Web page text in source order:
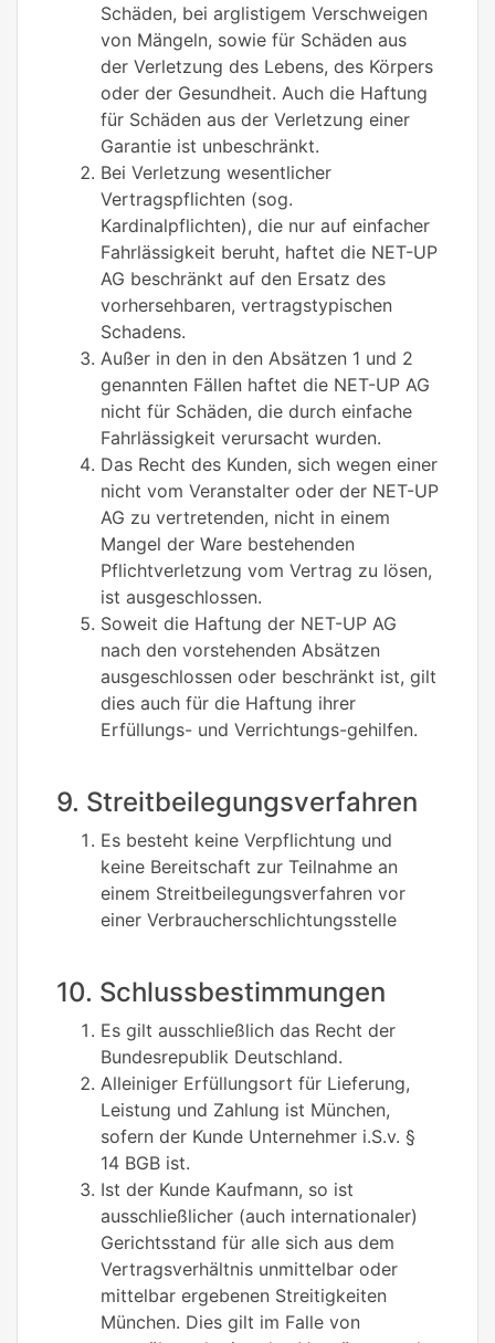
Schäden, bei arglistigem Verschweigen
von Mängeln, sowie für Schäden aus
der Verletzung des Lebens, des Körpers
oder der Gesundheit. Auch die Haftung
für Schäden aus der Verletzung einer
Garantie ist unbeschränkt.
Bei Verletzung wesentlicher
Vertragspflichten (sog.
Kardinalpflichten), die nur auf einfacher
Fahrlässigkeit beruht, haftet die NET-UP
AG beschränkt auf den Ersatz des
vorhersehbaren, vertragstypischen
Schadens.
Außer in den in den Absätzen 1 und 2
genannten Fällen haftet die NET-UP AG
nicht für Schäden, die durch einfache
Fahrlässigkeit verursacht wurden.
Das Recht des Kunden, sich wegen einer
nicht vom Veranstalter oder der NET-UP
AG zu vertretenden, nicht in einem
Mangel der Ware bestehenden
Pflichtverletzung vom Vertrag zu lösen,
ist ausgeschlossen.
Soweit die Haftung der NET-UP AG
nach den vorstehenden Absätzen
ausgeschlossen oder beschränkt ist, gilt
dies auch für die Haftung ihrer
Erfüllungs- und Verrichtungs-gehilfen.
9. Streitbeilegungsverfahren
Es besteht keine Verpflichtung und
keine Bereitschaft zur Teilnahme an
einem Streitbeilegungsverfahren vor
einer Verbraucherschlichtungsstelle
10. Schlussbestimmungen
Es gilt ausschließlich das Recht der
Bundesrepublik Deutschland.
Alleiniger Erfüllungsort für Lieferung,
Leistung und Zahlung ist München,
sofern der Kunde Unternehmer i.S.v. §
14 BGB ist.
Ist der Kunde Kaufmann, so ist
ausschließlicher (auch internationaler)
Gerichtsstand für alle sich aus dem
Vertragsverhältnis unmittelbar oder
mittelbar ergebenen Streitigkeiten
München. Dies gilt im Falle von